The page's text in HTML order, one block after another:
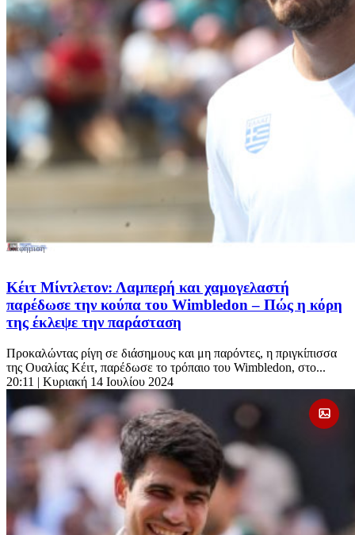
Κέιτ Μίντλετον: Λαμπερή και χαμογελαστή
παρέδωσε την κούπα του Wimbledon – Πώς η κόρη
της έκλεψε την παράσταση
Προκαλώντας ρίγη σε διάσημους και μη παρόντες, η πριγκίπισσα
της Ουαλίας Κέιτ, παρέδωσε το τρόπαιο του Wimbledon, στο...
20:11 | Κυριακή 14 Ιουλίου 2024